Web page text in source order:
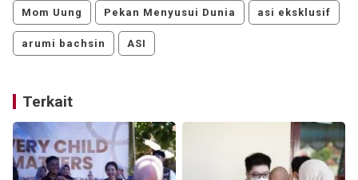
Mom Uung Pekan Menyusui Dunia asi eksklusif
arumi bachsin ASI
Terkait